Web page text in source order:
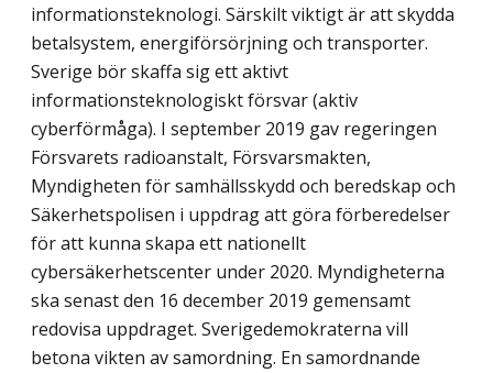
informationsteknologi. Särskilt viktigt är att skydda
betalsystem, energiförsörjning och transporter.
Sverige bör skaffa sig ett aktivt
informationsteknologiskt försvar (aktiv
cyberförmåga). I september 2019 gav regeringen
Försvarets radioanstalt, Försvarsmakt­en,
Myndigheten för samhällsskydd och beredskap och
Säkerhetspolisen i uppdrag att göra förberedelser
för att kunna skapa ett nationellt
cybersäkerhetscenter under 2020. Myndigheterna
ska senast den 16 december 2019 gemensamt
redovisa uppdraget. Sverigedemokraterna vill
betona vikten av samordning. En samordnande